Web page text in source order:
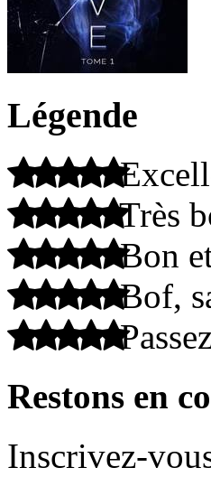
Légende
Très
Bon
Bof,
Restons en
Inscrivez-